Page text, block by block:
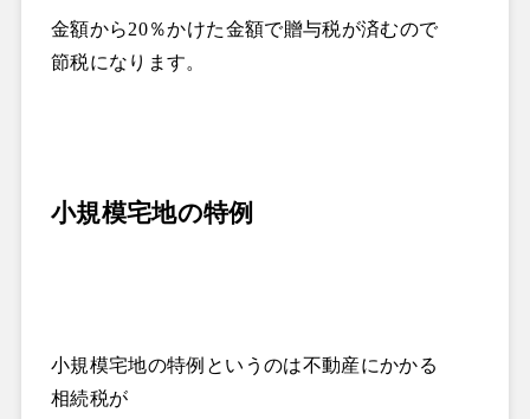
金額から20％かけた金額で贈与税が済むので
節税になります。
小規模宅地の特例
小規模宅地の特例というのは不動産にかかる
相続税が